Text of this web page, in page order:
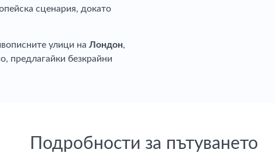
сценария, докато
улици на Лондон,
предлагайки безкрайни
Подробности за пътуването